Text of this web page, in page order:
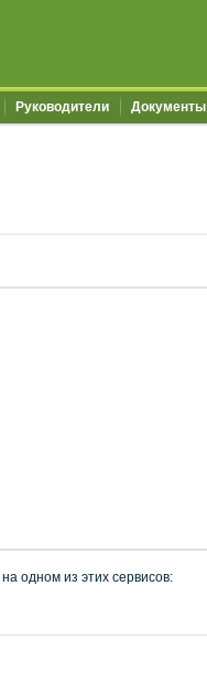
Руководители Документы
одном из этих сервисов: